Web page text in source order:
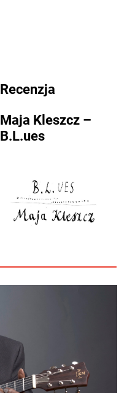
Recenzja
Maja Kleszcz –
B.L.ues